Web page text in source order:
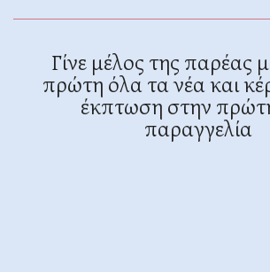
Γίνε μέλος της παρέας
πρώτη όλα τα νέα και
έκπτωση στην
παραγγελία